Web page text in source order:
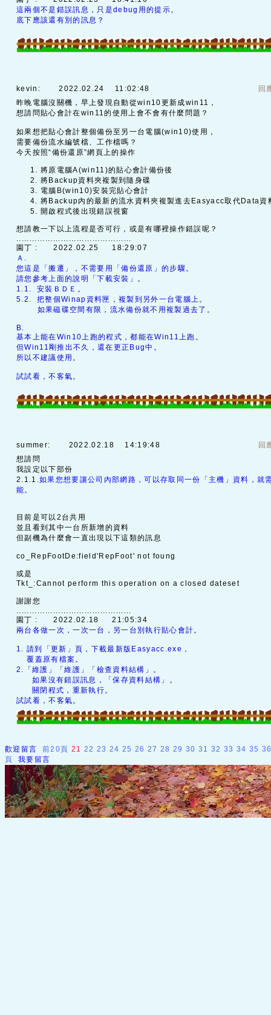
這兩個不是錯誤訊息，只是debug用的提示。
底下應該還有別的訊息？
kevin:2022.02.24 11:02:48
回
昨晚電腦沒關機，早上發現自動從win10更新成win11，
想請問貼心會計在win11的使用上會不會有什麼問題？
如果想把貼心會計整個備份至另一台電腦(win10)使用，
需要備份流水編號檔、工作檔嗎？
今天按照“備份還原”網頁上的操作
將原電腦A(win11)的貼心會計備份後
將Backup資料夾複製到隨身碟
電腦B(win10)安裝完貼心會計
將Backup內的最新的流水資料夾複製進去Easyacc取代Data資
開啟程式後出現錯誤視窗
想請教一下以上流程是否可行，或是有哪裡操作錯誤呢？
............................................
園丁 :2022.02.25 18:29:07
Ａ.
您這是「搬遷」，不需要用「備份還原」的步驟。
請您參考上面的說明「下載安裝」。
1.1. 安裝ＢＤＥ。
5.2. 把整個Winap資料匣，複製到另外一台電腦上。
如果磁碟空間有限，流水備份就不用複製過去了。
B.
基本上能在Win10上跑的程式，都能在Win11上跑。
但Win11剛推出不久，還在更正Bug中。
所以不建議使用。
試試看，不客氣。
summer: 2022.02.18 14:19:48
回
想請問
我設定以下部份
2.1.1.如果您想要讓公司內部網路，可以存取同一份「主機」資料，就
能。
目前是可以2台共用
並且看到其中一台所新增的資料
但副機為什麼會一直出現以下這類的訊息
co_RepFootDe:field'RepFoot' not foung
或是
Tkt_:Cannot perform this operation on a closed dateset
謝謝您
............................................
園丁 :2022.02.18 21:05:34
兩台各做一次，一次一台，另一台別執行貼心會計。
1. 請到「更新」頁，下載最新版Easyacc.exe，
覆蓋原有檔案。
2.「維護」「維護」「檢查資料結構」。
如果沒有錯誤訊息，「保存資料結構」。
關閉程式，重新執行。
試試看，不客氣。
歡迎留言 前20頁 21 22 23 24 25 26 27 28 29 30 31 32 33 34 35
頁
我要留言